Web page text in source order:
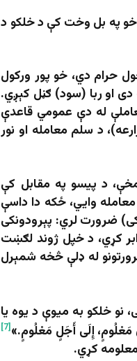
په بل وخت کې د خلکو د
حرام دي، خو پور ورکول
او ربا (سود) ګڼل کېږي.
له دې عمومي قاعدې
د سلم معامله او نور
د پیسو په مقابل کې
وايي، ځکه دا داسې
ضرورت لري: پېرودونکی
کړي، د خپل ژوند لګښت
له ډلې څخه شمېرل
نو خلکو به میوې د یوه یا
إِلَى أَجَلٍ مَعْلُومٍ.»[7]
کړي.